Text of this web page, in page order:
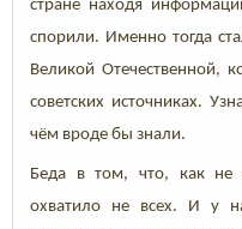
стране находя
спорили. Именно тогда
Великой Отечественной,
советских источниках.
чём вроде бы знали.
Беда в том, что, как не
охватило не всех. И у